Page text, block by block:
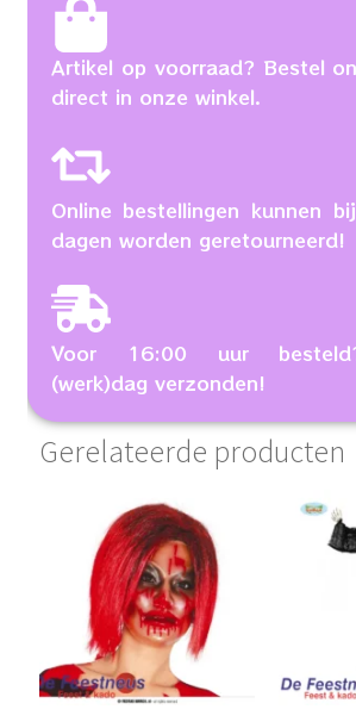
Artikel op voorraad? Bestel
direct in onze winkel.
Online bestellingen kunnen
dagen worden geretourneerd!
Voor 16:00 uur
(werk)dag verzonden!
Gerelateerde producten